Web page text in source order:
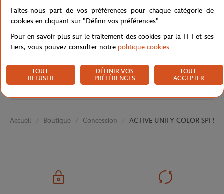
Caractéristiques
Livraison et retours
Accueil Boutique Concession ACTIVE UNIFY COLOR
Faites-nous part de vos préférences pour chaque catégorie de
cookies en cliquant sur "Définir vos préférences".
Pour en savoir plus sur le traitement des cookies par la FFT et ses
tiers, vous pouvez consulter notre politique cookies.
TOUT
REFUSER
DÉFINIR VOS
PRÉFÉRENCES
TOUT
ACCEPTER